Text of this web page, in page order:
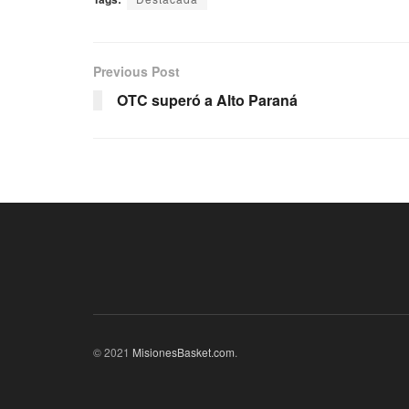
Previous Post
OTC superó a Alto Paraná
© 2021 MisionesBasket.com.